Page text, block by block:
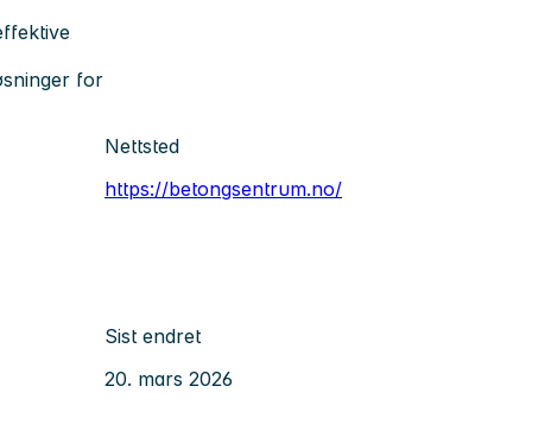
for
Nettsted
https://betongsentrum.no/
Sist endret
20. mars 2026